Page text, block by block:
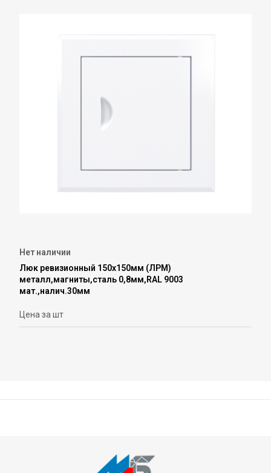
Нет наличии
Люк ревизионный 150х150мм (ЛРМ)
металл,магниты,сталь 0,8мм,RAL 9003
мат.,налич.30мм
Цена за шт